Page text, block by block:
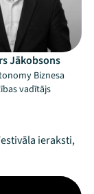
Jākobsons
Biznesa
vadītājs
ieraksti,